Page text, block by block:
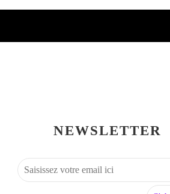
NEWSLETTER